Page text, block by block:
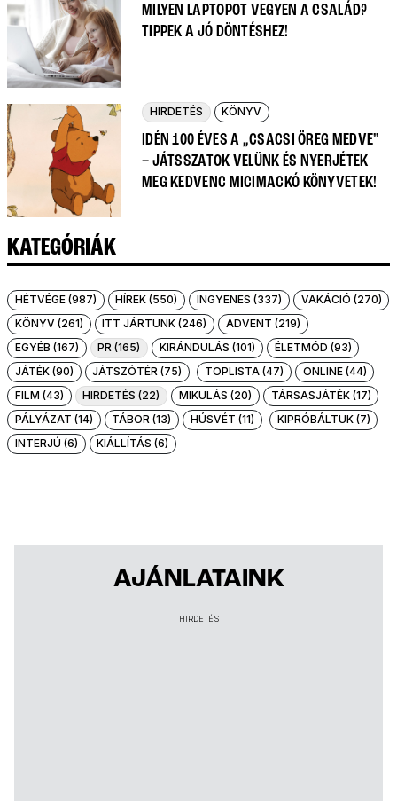
MILYEN LAPTOPOT VEGYEN A CSALÁD?
TIPPEK A JÓ DÖNTÉSHEZ!
HIRDETÉS KÖNYV
IDÉN 100 ÉVES A „CSACSI ÖREG MEDVE”
– JÁTSSZATOK VELÜNK ÉS NYERJÉTEK
MEG KEDVENC MICIMACKÓ KÖNYVETEK!
KATEGÓRIÁK
HÉTVÉGE (987) HÍREK (550) INGYENES (337)
VAKÁCIÓ (270)
KÖNYV (261)
ITT JÁRTUNK (246)
ADVENT (219)
EGYÉB (167)
PR (165) KIRÁNDULÁS (101)
ÉLETMÓD (93)
JÁTÉK (90)
JÁTSZÓTÉR (75) TOPLISTA (47)
ONLINE (44)
FILM (43)
HIRDETÉS (22) MIKULÁS (20)
TÁRSASJÁTÉK (17)
PÁLYÁZAT (14)
TÁBOR (13) HÚSVÉT (11)
KIPRÓBÁLTUK (7)
INTERJÚ (6)
KIÁLLÍTÁS (6)
AJÁNLATAINK
HIRDETÉS